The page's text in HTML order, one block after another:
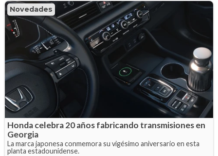
Novedades
Honda celebra 20 años fabricando transmisiones en
Georgia
La marca japonesa conmemora su vigésimo aniversario en esta
planta estadounidense.